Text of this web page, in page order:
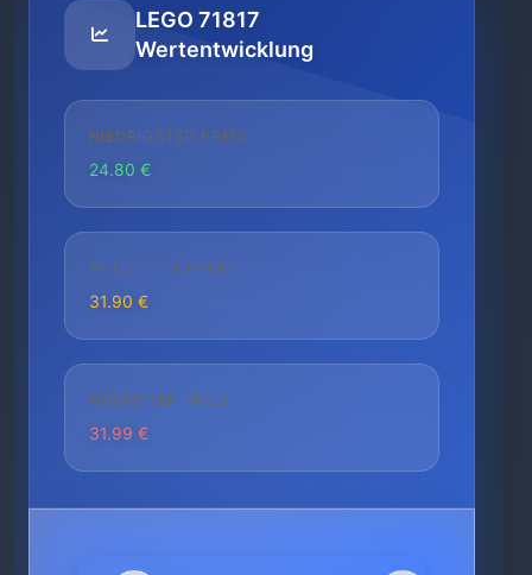
LEGO 71817
Wertentwicklung
NIEDRIGSTER PREIS
24.80 €
AKTUELLER PREIS
31.90 €
HÖCHSTER PREIS
31.99 €